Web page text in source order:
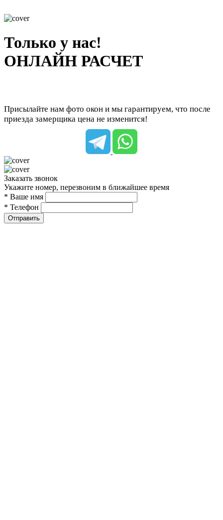
Только у нас!
ОНЛАЙН РАСЧЕТ
Присылайте нам фото окон и мы гарантируем, что после
приезда замерщика цена не изменится!
Заказать звонок
Укажите номер, перезвоним в ближайшее время
* Ваше имя
* Телефон
Отправить